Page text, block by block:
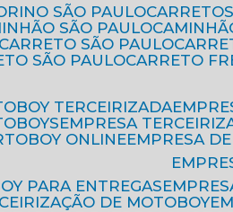
SÃO PAULO
SÃO PAULO
SÃO PAULO
SÃO PAULO
CARRETO
TERCEIRIZADA
EMPRESA
ONLINE
EMPRESA
PARA ENTREGAS
DE MOTOBOY